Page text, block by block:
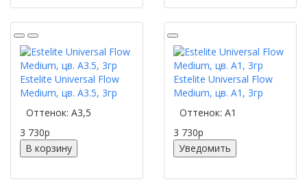
Estelite Universal Flow
Medium, цв. A3.5, 3гр
Оттенок: А3,5
3 730p
В корзину
Estelite Universal Flow
Medium, цв. A1, 3гр
Оттенок: А1
3 730p
Уведомить